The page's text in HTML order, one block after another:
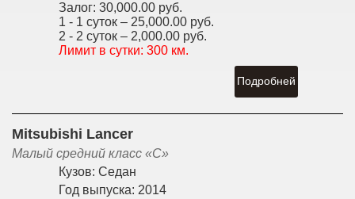
Залог: 30,000.00 руб.
1 - 1 суток – 25,000.00 руб.
2 - 2 суток – 2,000.00 руб.
Лимит в сутки: 300 км.
Подробней
Mitsubishi Lancer
Малый средний класс «С»
Кузов: Седан
Год выпуска: 2014